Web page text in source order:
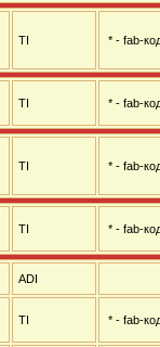
TI * - fab-
TI * - fab-
TI * - fab-
TI * - fab-
ADI
TI * - fab-